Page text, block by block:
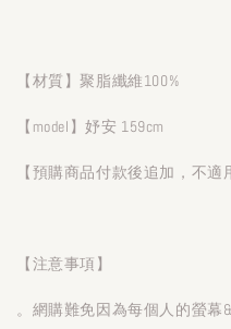
【材質】聚脂纖維100%
【model】妤安 159cm
【預購商品付款後追加，不適
【注意事項】
。網購難免因為每個人的螢幕